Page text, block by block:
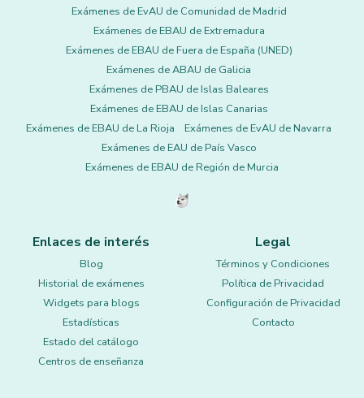
Exámenes de EvAU de Comunidad de Madrid
Exámenes de EBAU de Extremadura
Exámenes de EBAU de Fuera de España (UNED)
Exámenes de ABAU de Galicia
Exámenes de PBAU de Islas Baleares
Exámenes de EBAU de Islas Canarias
Exámenes de EBAU de La Rioja
Exámenes de EvAU de Navarra
Exámenes de EAU de País Vasco
Exámenes de EBAU de Región de Murcia
Enlaces de interés
Blog
Historial de exámenes
Widgets para blogs
Estadísticas
Estado del catálogo
Centros de enseñanza
Legal
Términos y Condiciones
Política de Privacidad
Configuración de Privacidad
Contacto